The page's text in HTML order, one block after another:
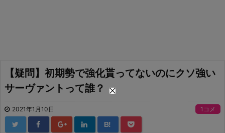
【疑問】初期勢で強化貰ってないのにクソ強い
サーヴァントって誰？
2021年1月10日 1コメ
B!